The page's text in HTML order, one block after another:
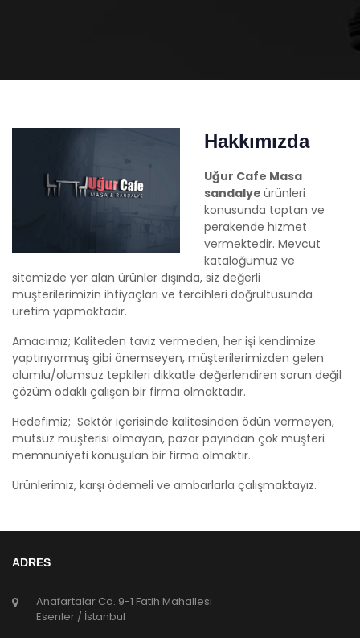
Hakkımızda
Uğur Cafe Masa
sandalye ürünleri
konusunda toptan ve
perakende hizmet
vermektedir. Mevcut
kataloğumuz ve
sitemizde yer alan ürünler dışında, siz değerli
müşterilerimizin ihtiyaçları ve tercihleri doğrultusunda
üretim yapmaktadır.
Amacımız; Kaliteden taviz vermeden, her işi kendimize
yaptırıyormuş gibi önemseyen, müşterilerimizden gelen
olumlu/olumsuz tepkileri dikkatle değerlendiren sorun değil
çözüm odaklı çalışan bir firma olmaktadır.
Hedefimiz; Sektör içerisinde kalitesinden ödün vermeyen,
mutsuz müşterisi olmayan, pazar payından çok müşteri
memnuniyeti konuşulan bir firma olmaktır.
Ürünlerimiz, karşı ödemeli ve ambarlarla çalışmaktayız.
ADRES
Anafartalar Cd. 9-1 Fatih Mahallesi
Esenler / İstanbul